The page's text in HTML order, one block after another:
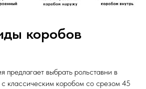
коробов
предлагает выбрать рольставни в
классическим коробом со срезом 45